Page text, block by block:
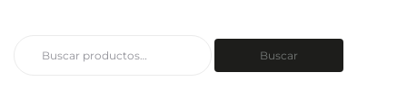
Buscar